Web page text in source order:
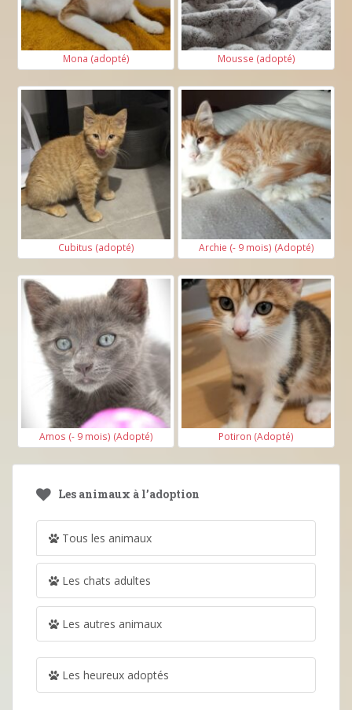
Mona (adopté) Mousse (adopté)
Cubitus (adopté) Archie (- 9 mois) (Adopté)
Amos (- 9 mois) (Adopté) Potiron (Adopté)
Les animaux à l’adoption
Tous les animaux
Les chats adultes
Les autres animaux
Les heureux adoptés